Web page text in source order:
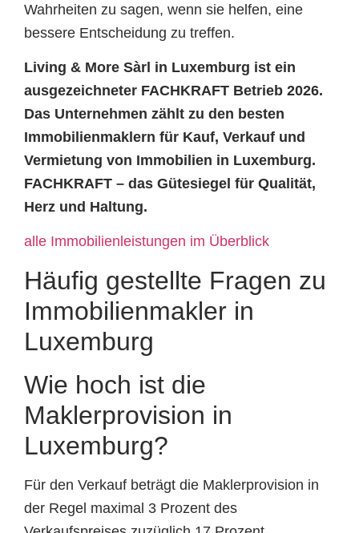
Wahrheiten zu sagen, wenn sie helfen, eine
bessere Entscheidung zu treffen.
Living & More Sàrl in Luxemburg ist ein
ausgezeichneter FACHKRAFT Betrieb 2026.
Das Unternehmen zählt zu den besten
Immobilienmaklern für Kauf, Verkauf und
Vermietung von Immobilien in Luxemburg.
FACHKRAFT – das Gütesiegel für Qualität,
Herz und Haltung.
alle Immobilienleistungen im Überblick
Häufig gestellte Fragen zu
Immobilienmakler in
Luxemburg
Wie hoch ist die
Maklerprovision in
Luxemburg?
Für den Verkauf beträgt die Maklerprovision in
der Regel maximal 3 Prozent des